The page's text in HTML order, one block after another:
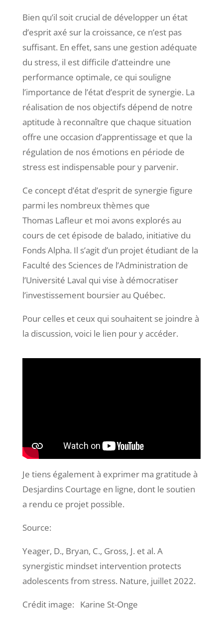
Bien qu’il soit crucial de développer un état
d’esprit axé sur la croissance, ce n’est pas
suffisant. En effet, sans une gestion adéquate
du stress, il est difficile d’atteindre une
performance optimale, ce qui souligne
l’importance de l’état d’esprit de synergie. La
réalisation de nos objectifs dépend de notre
aptitude à reconnaître que chaque situation
offre une occasion d’apprentissage et que la
régulation de nos émotions en période de
stress est indispensable pour y parvenir.
Ce concept d’état d’esprit de synergie figure
parmi les nombreux thèmes que
Thomas Lafleur et moi avons explorés au
cours de cet épisode de balado, initiative du
Fonds Alpha. Il s’agit d’un projet étudiant de la
Faculté des Sciences de l’Administration de
l’Université Laval qui vise à démocratiser
l’investissement boursier au Québec.
Pour celles et ceux qui souhaitent se joindre à
la discussion, voici le lien pour y accéder.
Je tiens également à exprimer ma gratitude à
Desjardins Courtage en ligne, dont le soutien
a rendu ce projet possible.
Source:
Yeager, D., Bryan, C., Gross, J. et al. A
synergistic mindset intervention protects
adolescents from stress. Nature, juillet 2022.
Crédit image: Karine St-Onge